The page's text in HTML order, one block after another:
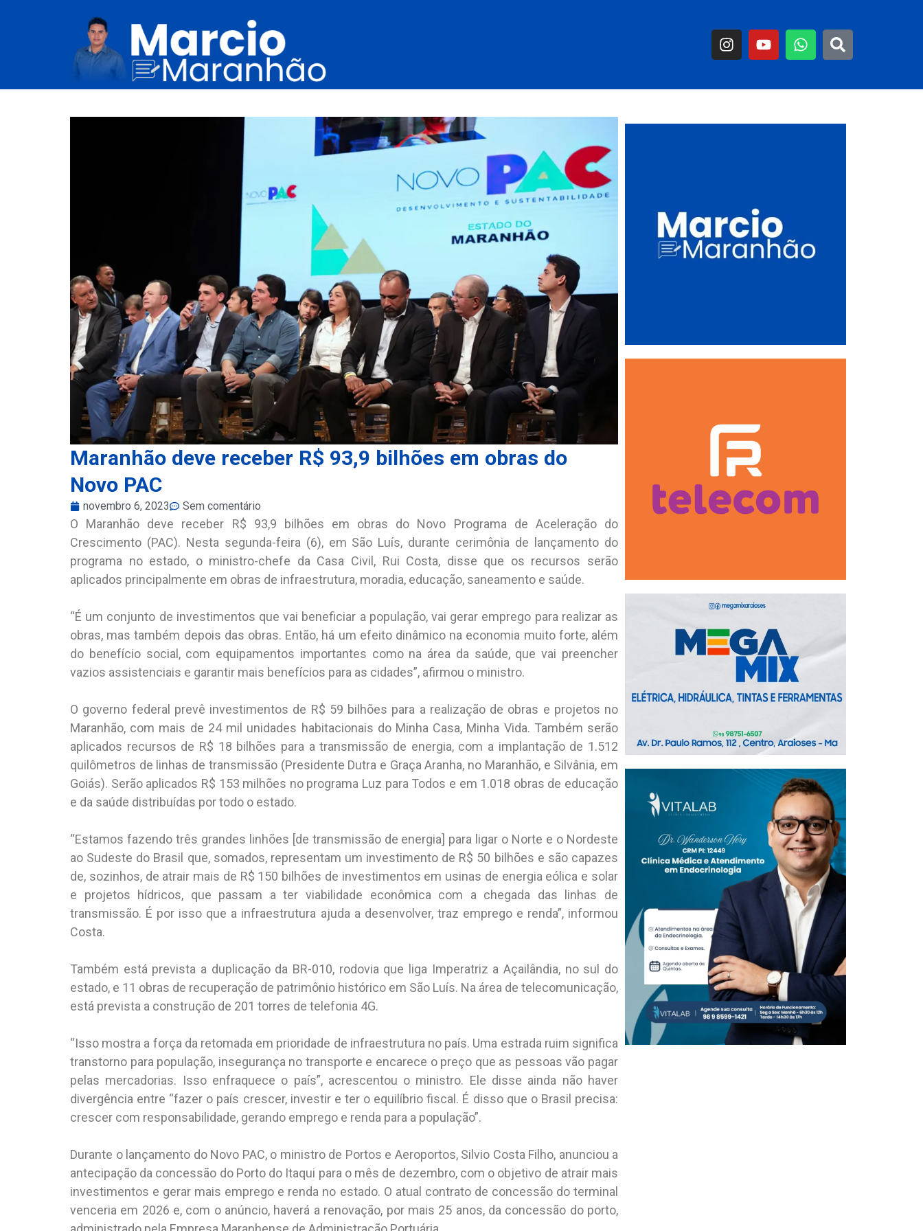
Maranhão deve receber R$ 93,9 bilhões em obras do
Novo PAC
novembro 6, 2023 Sem comentário
O Maranhão deve receber R$ 93,9 bilhões em obras do Novo Programa de Aceleração do
Crescimento (PAC). Nesta segunda-feira (6), em São Luís, durante cerimônia de lançamento do
programa no estado, o ministro-chefe da Casa Civil, Rui Costa, disse que os recursos serão
aplicados principalmente em obras de infraestrutura, moradia, educação, saneamento e saúde.
“É um conjunto de investimentos que vai beneficiar a população, vai gerar emprego para realizar as
obras, mas também depois das obras. Então, há um efeito dinâmico na economia muito forte, além
do benefício social, com equipamentos importantes como na área da saúde, que vai preencher
vazios assistenciais e garantir mais benefícios para as cidades”, afirmou o ministro.
O governo federal prevê investimentos de R$ 59 bilhões para a realização de obras e projetos no
Maranhão, com mais de 24 mil unidades habitacionais do Minha Casa, Minha Vida. Também serão
aplicados recursos de R$ 18 bilhões para a transmissão de energia, com a implantação de 1.512
quilômetros de linhas de transmissão (Presidente Dutra e Graça Aranha, no Maranhão, e Silvânia, em
Goiás). Serão aplicados R$ 153 milhões no programa Luz para Todos e em 1.018 obras de educação
e da saúde distribuídas por todo o estado.
“Estamos fazendo três grandes linhões [de transmissão de energia] para ligar o Norte e o Nordeste
ao Sudeste do Brasil que, somados, representam um investimento de R$ 50 bilhões e são capazes
de, sozinhos, de atrair mais de R$ 150 bilhões de investimentos em usinas de energia eólica e solar
e projetos hídricos, que passam a ter viabilidade econômica com a chegada das linhas de
transmissão. É por isso que a infraestrutura ajuda a desenvolver, traz emprego e renda”, informou
Costa.
Também está prevista a duplicação da BR-010, rodovia que liga Imperatriz a Açailândia, no sul do
estado, e 11 obras de recuperação de patrimônio histórico em São Luís. Na área de telecomunicação,
está prevista a construção de 201 torres de telefonia 4G.
“Isso mostra a força da retomada em prioridade de infraestrutura no país. Uma estrada ruim significa
transtorno para população, insegurança no transporte e encarece o preço que as pessoas vão pagar
pelas mercadorias. Isso enfraquece o país”, acrescentou o ministro. Ele disse ainda não haver
divergência entre “fazer o país crescer, investir e ter o equilíbrio fiscal. É disso que o Brasil precisa:
crescer com responsabilidade, gerando emprego e renda para a população”.
Durante o lançamento do Novo PAC, o ministro de Portos e Aeroportos, Silvio Costa Filho, anunciou a
antecipação da concessão do Porto do Itaqui para o mês de dezembro, com o objetivo de atrair mais
investimentos e gerar mais emprego e renda no estado. O atual contrato de concessão do terminal
venceria em 2026 e, com o anúncio, haverá a renovação, por mais 25 anos, da concessão do porto,